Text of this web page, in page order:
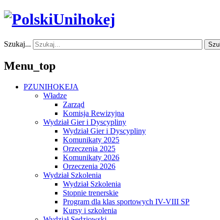
Szukaj...
Menu_top
PZUNIHOKEJA
Władze
Zarząd
Komisja Rewizyjna
Wydział Gier i Dyscypliny
Wydział Gier i Dyscypliny
Komunikaty 2025
Orzeczenia 2025
Komunikaty 2026
Orzeczenia 2026
Wydział Szkolenia
Wydział Szkolenia
Stopnie trenerskie
Program dla klas sportowych IV-VIII SP
Kursy i szkolenia